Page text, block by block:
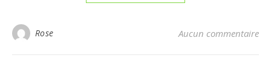
Rose Aucun commentaire